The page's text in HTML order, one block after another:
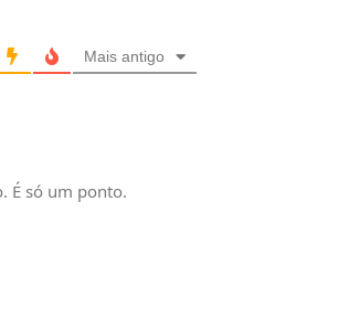
Mais antigo
É só um ponto.